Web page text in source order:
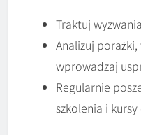
Traktuj
Analizuj
wprowadzaj
Regularnie
szkolenia i